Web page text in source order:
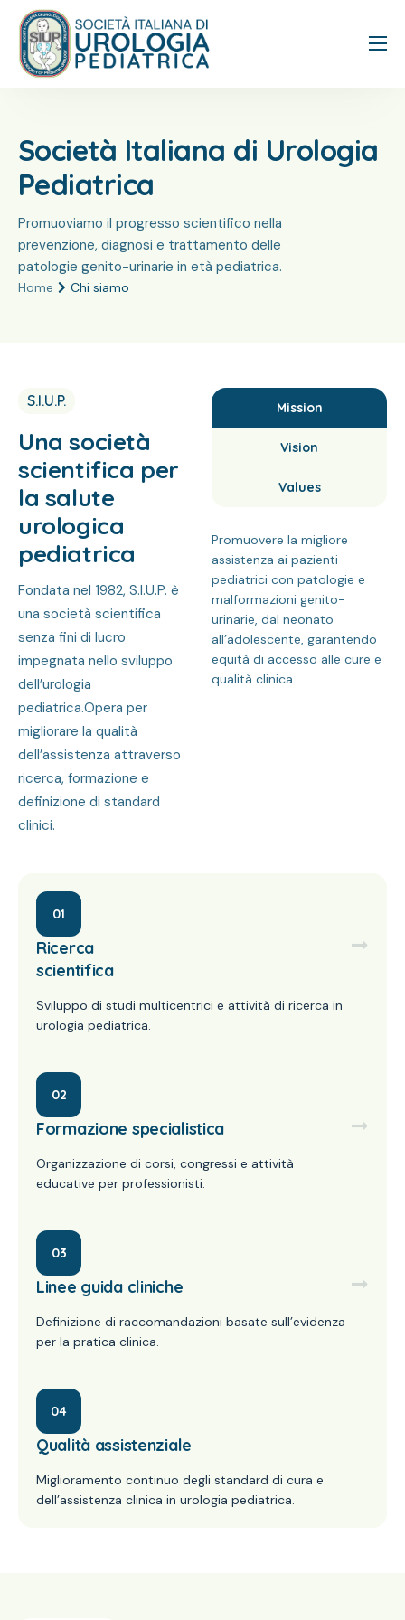
Home
Eventi
Contatti
Società Italiana di Urologia
Pediatrica
Promuoviamo il progresso scientifico nella
prevenzione, diagnosi e trattamento delle
patologie genito-urinarie in età pediatrica.
Home Chi siamo
S.I.U.P.
Una società
scientifica per
la salute
urologica
pediatrica
Fondata nel 1982, S.I.U.P. è
una società scientifica
senza fini di lucro
impegnata nello sviluppo
dell’urologia
pediatrica.Opera per
migliorare la qualità
dell’assistenza attraverso
ricerca, formazione e
definizione di standard
clinici.
Mission
Vision
Values
Promuovere la migliore
assistenza ai pazienti
pediatrici con patologie e
malformazioni genito-
urinarie, dal neonato
all’adolescente, garantendo
equità di accesso alle cure e
qualità clinica.
01
Ricerca
scientifica
Sviluppo di studi multicentrici e attività di ricerca in
urologia pediatrica.
02
Formazione specialistica
Organizzazione di corsi, congressi e attività
educative per professionisti.
03
Linee guida cliniche
Definizione di raccomandazioni basate sull’evidenza
per la pratica clinica.
04
Qualità assistenziale
Miglioramento continuo degli standard di cura e
dell’assistenza clinica in urologia pediatrica.